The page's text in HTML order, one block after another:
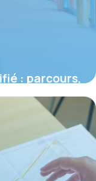
: parcours,
du métier